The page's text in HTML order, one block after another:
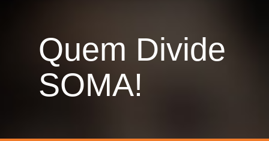
Quem Divide
SOMA!